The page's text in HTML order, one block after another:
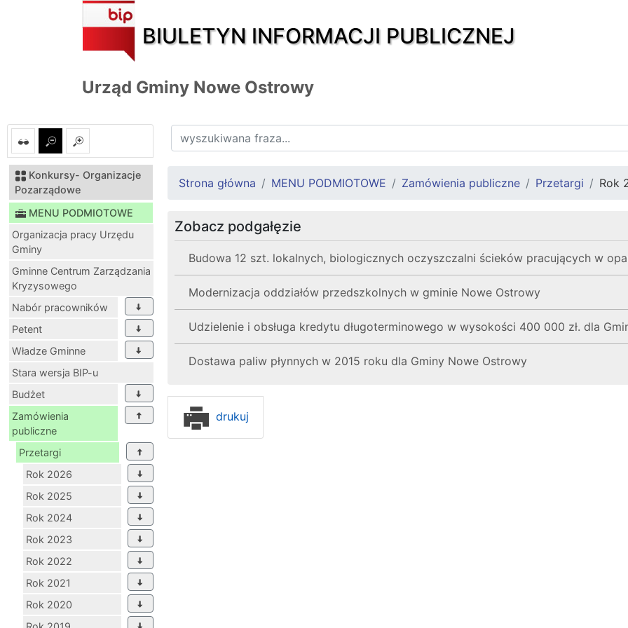
BIULETYN INFORMACJI PUBLICZNEJ
Urząd Gminy Nowe Ostrowy
Konkursy- Organizacje
Pozarządowe
MENU PODMIOTOWE
Organizacja pracy Urzędu
Gminy
Gminne Centrum Zarządzania
Kryzysowego
Nabór pracowników
Petent
Władze Gminne
Stara wersja BIP-u
Budżet
Zamówienia
publiczne
Przetargi
Rok 2026
Rok 2025
Rok 2024
Rok 2023
Rok 2022
Rok 2021
Rok 2020
Strona główna MENU PODMIOTOWE Zamówienia publiczne Przetargi Rok
Zobacz podgałęzie
Budowa 12 szt. lokalnych, biologicznych oczyszczalni ścieków pracujących w
Modernizacja oddziałów przedszkolnych w gminie Nowe Ostrowy
Udzielenie i obsługa kredytu długoterminowego w wysokości 400 000 zł. dla
Dostawa paliw płynnych w 2015 roku dla Gminy Nowe Ostrowy
drukuj